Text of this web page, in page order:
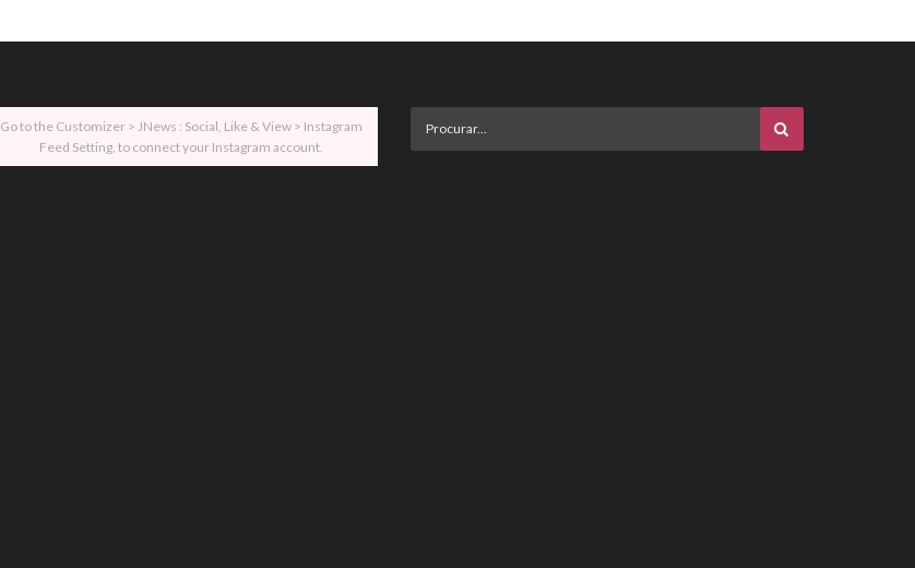
Go to the Customizer > JNews : Social, Like & View > Instagram
Feed Setting, to connect your Instagram account.